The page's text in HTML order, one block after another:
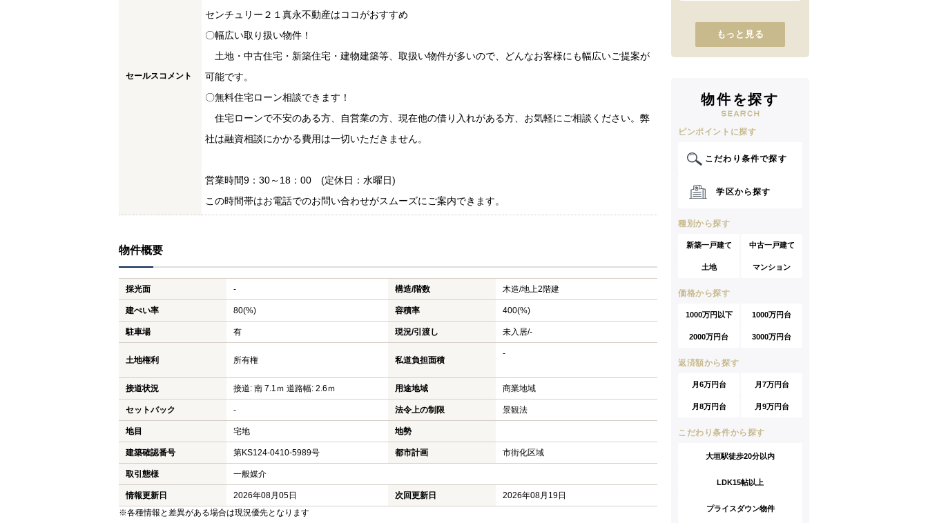
セールスコメント
センチュリー２１真永不動産はココがおすすめ
〇幅広い取り扱い物件！
土地・中古住宅・新築住宅・建物建築等、取扱い物件が多いので、どんなお客様にも幅広いご提案が
可能です。
〇無料住宅ローン相談できます！
住宅ローンで不安のある方、自営業の方、現在他の借り入れがある方、お気軽にご相談ください。弊
社は融資相談にかかる費用は一切いただきません。
営業時間9：30～18：00 (定休日：水曜日)
この時間帯はお電話でのお問い合わせがスムーズにご案内できます。
物件概要
採光面 - 構造/階数 木造/地上2階建
建ぺい率 80(%) 容積率 400(%)
駐車場 有 現況/引渡し 未入居/-
土地権利 所有権 私道負担面積
-
接道状況 接道: 南 7.1ｍ 道路幅: 2.6ｍ 用途地域 商業地域
セットバック - 法令上の制限 景観法
地目 宅地 地勢
建築確認番号 第KS124-0410-5989号 都市計画 市街化区域
取引態様 一般媒介
情報更新日 2026年08月05日 次回更新日
2026年08月19日
※各種情報と差異がある場合は現況優先となります
もっと見る
物件を探す
ピンポイントに探す
こだわり条件で探す
学区から探す
種別から探す
新築一戸建て 中古一戸建て
土地 マンション
価格から探す
1000万円以下 1000万円台
2000万円台 3000万円台
返済額から探す
月6万円台 月7万円台
月8万円台 月9万円台
こだわり条件から探す
大垣駅徒歩20分以内
LDK15帖以上
プライスダウン物件